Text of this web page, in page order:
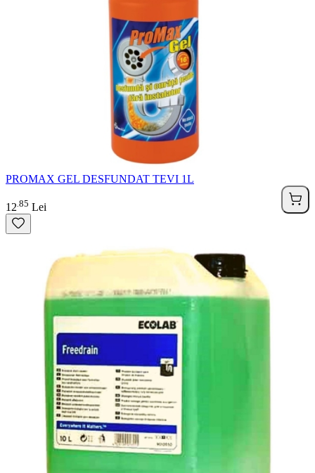
PROMAX GEL DESFUNDAT TEVI 1L
12 85 Lei